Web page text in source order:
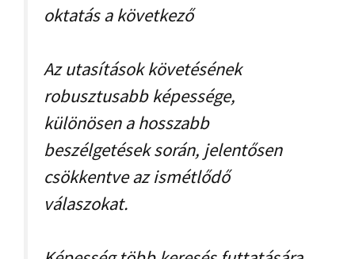
oktatás a következő
Az utasítások követésének
robusztusabb képessége,
különösen a hosszabb
beszélgetések során, jelentősen
csökkentve az ismétlődő
válaszokat.